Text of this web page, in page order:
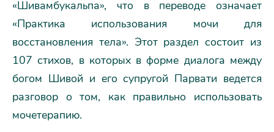
«Шивамбукальпа», что в переводе означает
«Практика использования мочи для
восстановления тела». Этот раздел состоит из
107 стихов, в которых в форме диалога между
богом Шивой и его супругой Парвати ведется
разговор о том, как правильно использовать
мочетерапию.